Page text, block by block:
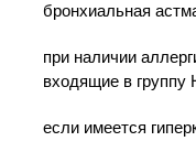
бронхиальная
при наличии
входящие в
если имеется